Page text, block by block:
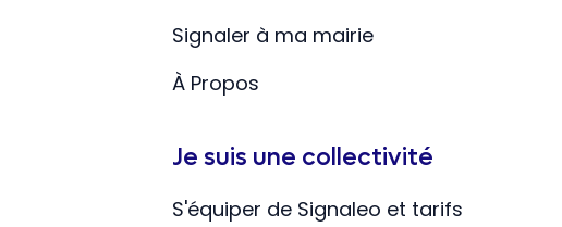
Signaler à ma mairie
À Propos
Je suis une collectivité
S'équiper de Signaleo et tarifs